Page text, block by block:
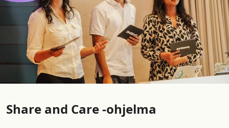
Share and Care -ohjelma